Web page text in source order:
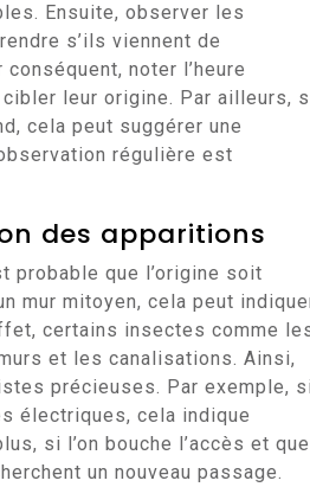
Ensuite, observer les
s’ils viennent de
noter l’heure
leur origine. Par ailleurs,
cela peut suggérer une
régulière est
des apparitions
que l’origine soit
mur mitoyen, cela peut
certains insectes comme
et les canalisations. Ainsi,
précieuses. Par exemple, si
électriques, cela indique
si l’on bouche l’accès et que
un nouveau passage.